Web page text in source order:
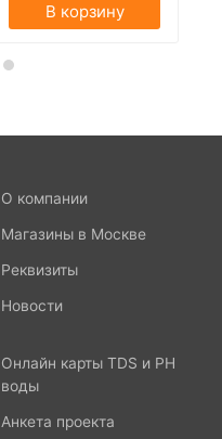
В корзину
О компании
Магазины в Москве
Реквизиты
Новости
Онлайн карты TDS и PH
воды
Анкета проекта